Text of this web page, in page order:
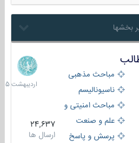
مباحث مذهبی
و مذهبیناسیونالیسم
مباحث امنیتی و اطلاعاتی
علم و صنعت
پرسش و پاسخ
24,637
ارسال ها
8
1405